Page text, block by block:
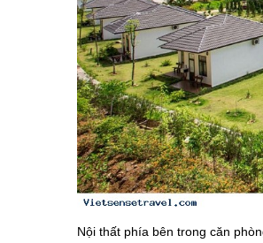
Nội thất phía bên trong căn